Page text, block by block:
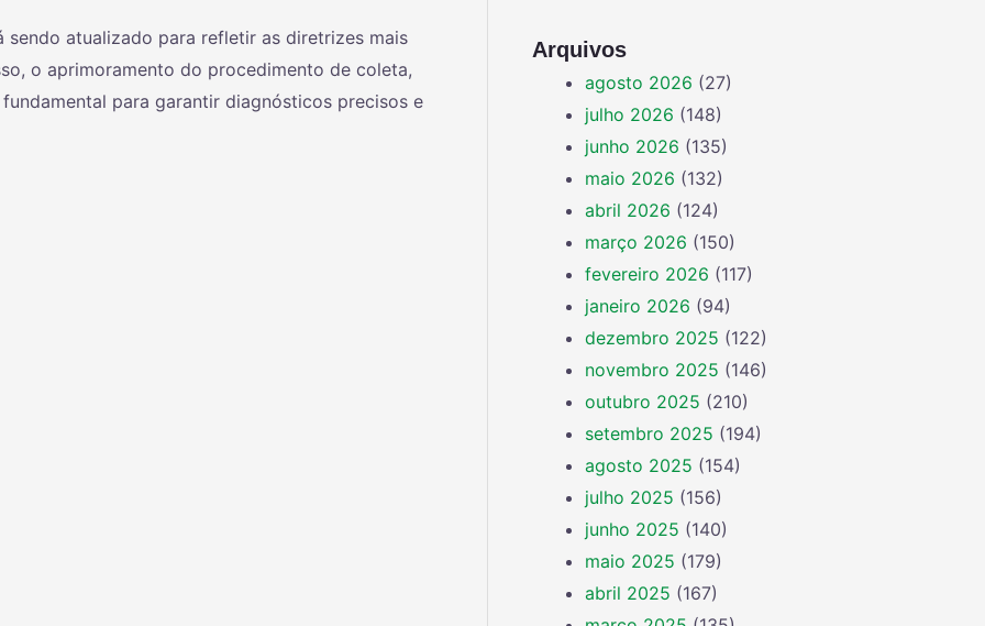
atualizado para refletir as diretrizes mais
o aprimoramento do procedimento de coleta,
para garantir diagnósticos precisos e
Arquivos
agosto 2026 (27)
julho 2026 (148)
junho 2026 (135)
maio 2026 (132)
abril 2026 (124)
março 2026 (150)
fevereiro 2026 (117)
janeiro 2026 (94)
dezembro 2025 (122)
novembro 2025 (146)
outubro 2025 (210)
setembro 2025 (194)
agosto 2025 (154)
julho 2025 (156)
junho 2025 (140)
maio 2025 (179)
abril 2025 (167)